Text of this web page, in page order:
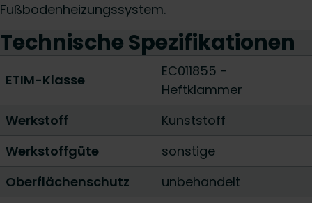
Fußbodenheizungssystem.
Technische Spezifikationen
ETIM-Klasse
EC011855 -
Heftklammer
Werkstoff
Kunststoff
Werkstoffgüte
sonstige
Oberflächenschutz
unbehandelt